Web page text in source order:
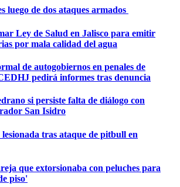
luego de dos ataques armados
Ley de Salud en Jalisco para emitir
por mala calidad del agua
de autogobiernos en penales de
pedirá informes tras denuncia
si persiste falta de diálogo con
San Isidro
tras ataque de pitbull en
que extorsionaba con peluches para
piso'